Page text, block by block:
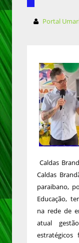
Portal
Caldas
Caldas
paraibano,
Educação,
na rede de
atual